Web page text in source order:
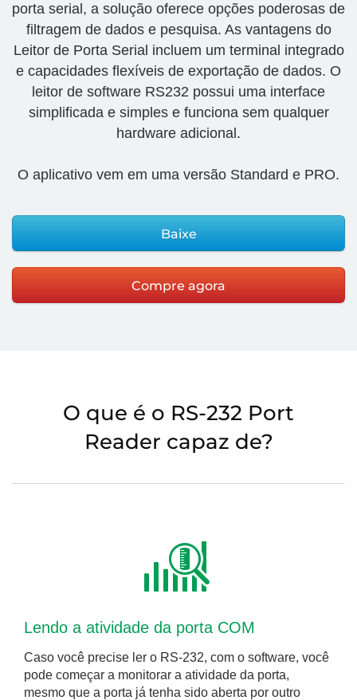
porta serial, a solução oferece opções poderosas de
filtragem de dados e pesquisa. As vantagens do
Leitor de Porta Serial incluem um terminal integrado
e capacidades flexíveis de exportação de dados. O
leitor de software RS232 possui uma interface
simplificada e simples e funciona sem qualquer
hardware adicional.
O aplicativo vem em uma versão Standard e PRO.
Baixe
Compre agora
O que é o RS-232 Port
Reader capaz de?
Lendo a atividade da porta COM
Caso você precise ler o RS-232, com o software, você
pode começar a monitorar a atividade da porta,
mesmo que a porta já tenha sido aberta por outro